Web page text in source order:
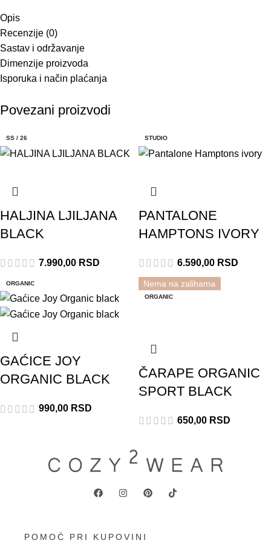
Opis
Recenzije (0)
Sastav i održavanje
Dimenzije proizvoda
Isporuka i način plaćanja
Povezani proizvodi
SS / 26
HALJINA LJILJANA
BLACK
7.990,00 RSD
STUDIO
PANTALONE
HAMPTONS IVORY
6.590,00 RSD
ORGANIC
GAĆICE JOY
ORGANIC BLACK
990,00 RSD
RASPRODATO
ORGANIC
Nema na zalihama
ČARAPE ORGANIC
SPORT BLACK
650,00 RSD
POMOĆ PRI KUPOVINI